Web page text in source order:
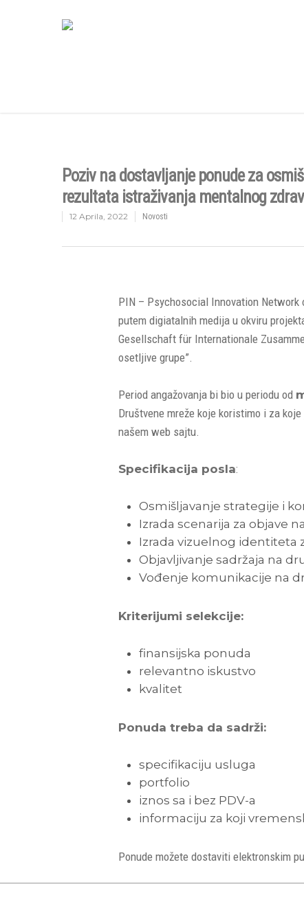
Poziv na dostavljanje ponude za
rezultata istraživanja mentalnog
12 Aprila, 2022 Novosti
PIN – Psychosocial Innovation
putem digiatalnih medija u okviru
Gesellschaft für Internationale
osetljive grupe”.
Period angažovanja bi bio u periodu od
Društvene mreže koje koristimo i za
našem web sajtu.
Specifikacija posla:
Osmišljavanje strategije i
Izrada scenarija za objave
Izrada vizuelnog identiteta
Objavljivanje sadržaja na
Vođenje komunikacije na
Kriterijumi selekcije:
finansijska ponuda
relevantno iskustvo
kvalitet
Ponuda treba da sadrži:
specifikaciju usluga
portfolio
iznos sa i bez PDV-a
informaciju za koji
Ponude možete dostaviti elektronskim